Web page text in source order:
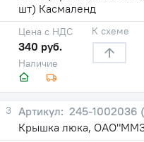
шт) Касмаленд
Наличие
Цена с НДС
340 руб.
К схеме
3
245-1002036
Крышка люка,